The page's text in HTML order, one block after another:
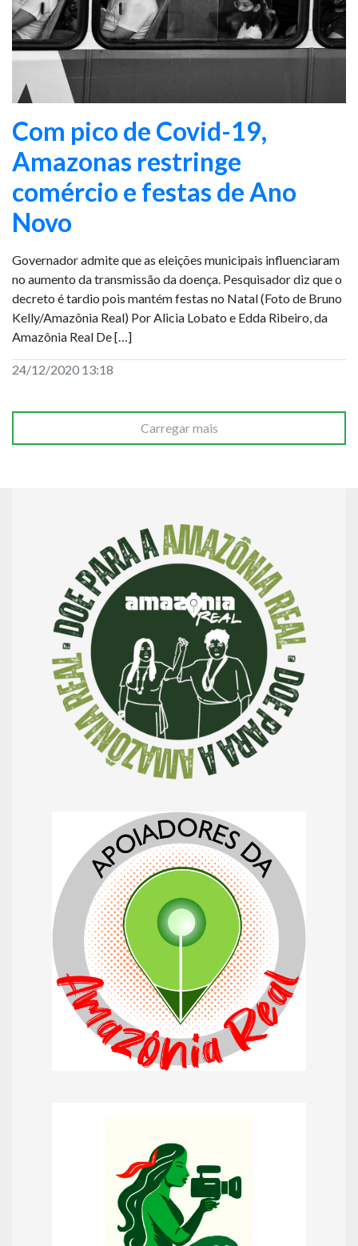
Com pico de Covid-19,
Amazonas restringe
comércio e festas de Ano
Novo
Governador admite que as eleições municipais influenciaram
no aumento da transmissão da doença. Pesquisador diz que o
decreto é tardio pois mantém festas no Natal (Foto de Bruno
Kelly/Amazônia Real) Por Alicia Lobato e Edda Ribeiro, da
Amazônia Real De […]
24/12/2020 13:18
Carregar mais